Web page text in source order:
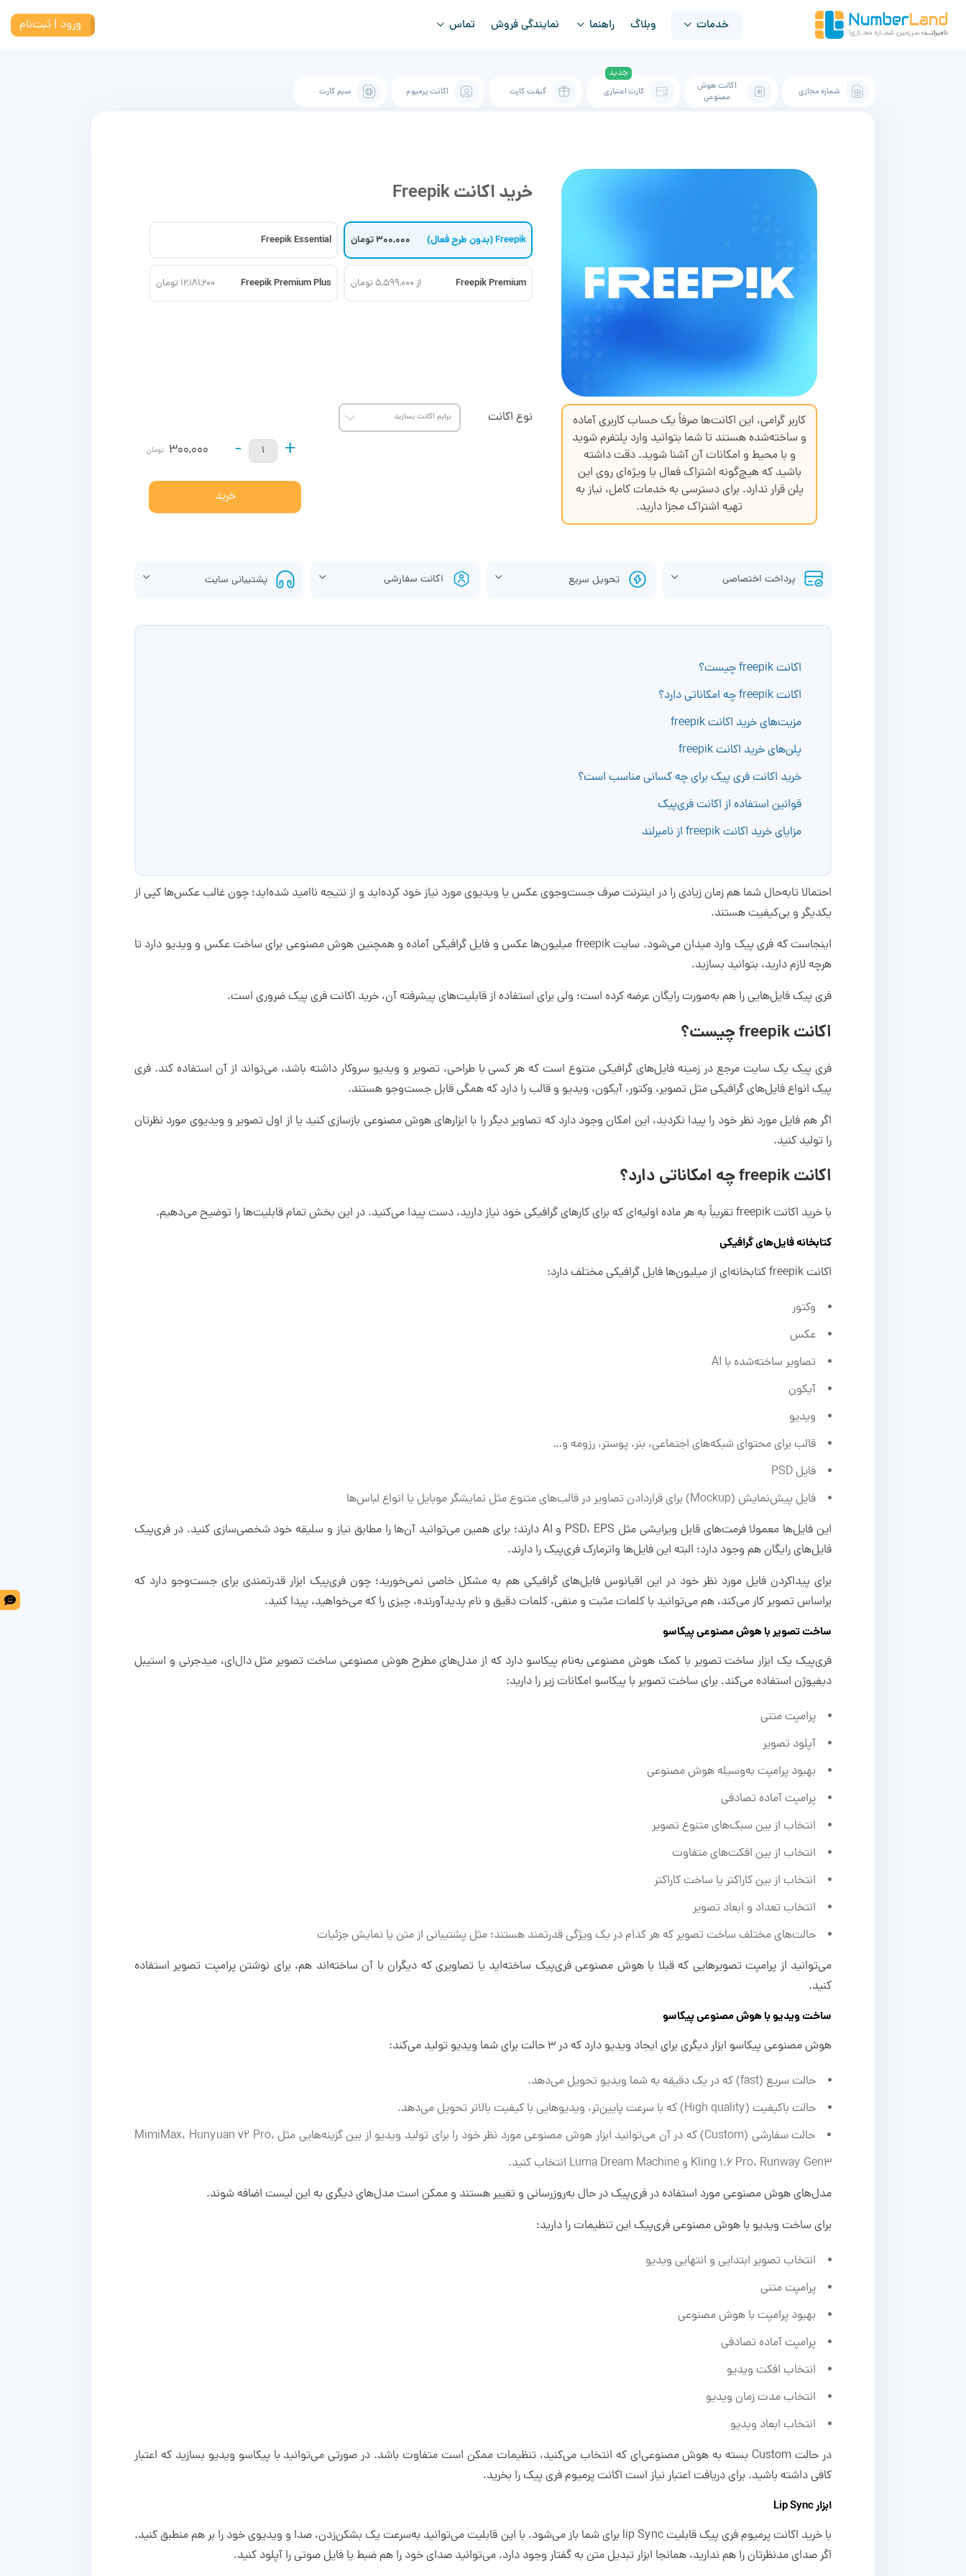
خدمات وبلاگ راهنما نمایندگی فروش تماس ورود | ثبت‌نام
شماره مجازی
اکانت هوش
مصنوعی
کارت اعتباری گیفت کارت اکانت پرمیوم سیم کارت
کاربر گرامی، این اکانت‌ها صرفاً یک حساب کاربری آماده
و ساخته‌شده هستند تا شما بتوانید وارد پلتفرم شوید
و با محیط و امکانات آن آشنا شوید. دقت داشته
باشید که هیچ‌گونه اشتراک فعال یا ویژه‌ای روی این
پلن قرار ندارد. برای دسترسی به خدمات کامل، نیاز به
تهیه اشتراک مجزا دارید.
خرید اکانت Freepik
Freepik (بدون طرح فعال) 300,000 تومان Freepik Essential
Freepik Premium از 5,599,000 تومان Freepik Premium Plus 12,181,200 تومان
نوع اکانت
+
-
300,000 تومان
خرید
پرداخت اختصاصی تحویل سریع اکانت سفارشی پشتیبانی سایت
اکانت freepik چیست؟
اکانت freepik چه امکاناتی دارد؟
مزیت‌های خرید اکانت freepik
پلن‌های خرید اکانت freepik
خرید اکانت فری پیک برای چه کسانی مناسب است؟
قوانین استفاده از اکانت فری‌پیک
مزایای خرید اکانت freepik از نامبرلند
احتمالا تابه‌حال شما هم زمان زیادی را در اینترنت صرف جست‌وجوی عکس یا ویدیوی مورد نیاز خود کرده‌اید و از نتیجه ناامید شده‌اید؛ چون غالب عکس‌ها کپی از
یکدیگر و بی‌کیفیت هستند.
اینجاست که فری پیک وارد میدان می‌شود. سایت freepik میلیون‌ها عکس و فایل گرافیکی آماده و همچنین هوش مصنوعی برای ساخت عکس و ویدیو دارد تا
هرچه لازم دارید، بتوانید بسازید.
فری پیک فایل‌هایی را هم به‌صورت رایگان عرضه کرده است؛ ولی برای استفاده از قابلیت‌های پیشرفته آن، خرید اکانت فری پیک ضروری است.
اکانت freepik چیست؟
فری پیک یک سایت مرجع در زمینه فایل‌های گرافیکی متنوع است که هر کسی با طراحی، تصویر و ویدیو سروکار داشته باشد، می‌تواند از آن استفاده کند. فری
پیک انواع فایل‌های گرافیکی مثل تصویر، وکتور، آیکون، ویدیو و قالب را دارد که همگی قابل جست‌وجو هستند.
اگر هم فایل مورد نظر خود را پیدا نکردید، این امکان وجود دارد که تصاویر دیگر را با ابزارهای هوش مصنوعی بازسازی کنید یا از اول تصویر و ویدیوی مورد نظرتان
را تولید کنید.
اکانت freepik چه امکاناتی دارد؟
با خرید اکانت freepik تقریباً به هر ماده اولیه‌ای که برای کارهای گرافیکی خود نیاز دارید، دست پیدا می‌کنید. در این بخش تمام قابلیت‌ها را توضیح می‌دهیم.
کتابخانه فایل‌های گرافیکی
اکانت freepik کتابخانه‌ای از میلیون‌ها فایل گرافیکی مختلف دارد:
وکتور
عکس
تصاویر ساخته‌شده با AI
آیکون
ویدیو
قالب برای محتوای شبکه‌های اجتماعی، بنر، پوستر، رزومه و…
فایل PSD
فایل پیش‌نمایش (Mockup) برای قراردادن تصاویر در قالب‌های متنوع مثل نمایشگر موبایل یا انواع لباس‌ها
این فایل‌ها معمولا فرمت‌های قابل ویرایشی مثل PSD، EPS و AI دارند؛ برای همین می‌توانید آن‌ها را مطابق نیاز و سلیقه خود شخصی‌سازی کنید. در فری‌پیک
فایل‌های رایگان هم وجود دارد؛ البته این فایل‌ها واترمارک فری‌پیک را دارند.
برای پیداکردن فایل مورد نظر خود در این اقیانوس فایل‌های گرافیکی هم به مشکل خاصی نمی‌خورید؛ چون فری‌پیک ابزار قدرتمندی برای جست‌وجو دارد که
براساس تصویر کار می‌کند، هم می‌توانید با کلمات مثبت و منفی، کلمات دقیق و نام پدیدآورنده، چیزی را که می‌خواهید، پیدا کنید.
ساخت تصویر با هوش مصنوعی پیکاسو
فری‌پیک یک ابزار ساخت تصویر با کمک هوش مصنوعی به‌نام پیکاسو دارد که از مدل‌های مطرح هوش مصنوعی ساخت تصویر مثل دال‌ای، میدجرنی و استیبل
دیفیوژن استفاده می‌کند. برای ساخت تصویر با پیکاسو امکانات زیر را دارید:
پرامپت متنی
آپلود تصویر
بهبود پرامپت به‌وسیله هوش مصنوعی
پرامپت آماده تصادفی
انتخاب از بین سبک‌های متنوع تصویر
انتخاب از بین افکت‌های متفاوت
انتخاب از بین کاراکتر یا ساخت کاراکتر
انتخاب تعداد و ابعاد تصویر
حالت‌های مختلف ساخت تصویر که هر کدام در یک ویژگی قدرتمند هستند؛ مثل پشتیبانی از متن یا نمایش جزئیات
می‌توانید از پرامپت تصویرهایی که قبلا با هوش مصنوعی فری‌پیک ساخته‌اید یا تصاویری که دیگران با آن ساخته‌اند هم، برای نوشتن پرامپت تصویر استفاده
کنید.
ساخت ویدیو با هوش مصنوعی پیکاسو
هوش مصنوعی پیکاسو ابزار دیگری برای ایجاد ویدیو دارد که در ۳ حالت برای شما ویدیو تولید می‌کند:
حالت سریع (fast) که در یک دقیقه به شما ویدیو تحویل می‌دهد.
حالت باکیفیت (High quality) که با سرعت پایین‌تر، ویدیوهایی با کیفیت بالاتر تحویل می‌دهد.
حالت سفارشی (Custom) که در آن می‌توانید ابزار هوش مصنوعی مورد نظر خود را برای تولید ویدیو از بین گزینه‌هایی مثل MimiMax، Hunyuan v2 Pro،
Kling 1.6 Pro، Runway Gen3 و Luma Dream Machine انتخاب کنید.
مدل‌های هوش مصنوعی مورد استفاده در فری‌پیک در حال به‌روزرسانی و تغییر هستند و ممکن است مدل‌های دیگری به این لیست اضافه شوند.
برای ساخت ویدیو با هوش مصنوعی فری‌پیک این تنظیمات را دارید:
انتخاب تصویر ابتدایی و انتهایی ویدیو
پرامپت متنی
بهبود پرامپت با هوش مصنوعی
پرامپت آماده تصادفی
انتخاب افکت ویدیو
انتخاب مدت زمان ویدیو
انتخاب ابعاد ویدیو
در حالت Custom بسته به هوش مصنوعی‌ای که انتخاب می‌کنید، تنظیمات ممکن است متفاوت باشد. در صورتی می‌توانید با پیکاسو ویدیو بسازید که اعتبار
کافی داشته باشید. برای دریافت اعتبار نیاز است اکانت پرمیوم فری پیک را بخرید.
ابزار Lip Sync
با خرید اکانت پرمیوم فری پیک قابلیت lip Sync برای شما باز می‌شود. با این قابلیت می‌توانید به‌سرعت یک بشکن‌زدن، صدا و ویدیوی خود را بر هم منطبق کنید.
اگر صدای مدنظرتان را هم ندارید، همانجا ابزار تبدیل متن به گفتار وجود دارد. می‌توانید صدای خود را هم ضبط یا فایل صوتی را آپلود کنید.